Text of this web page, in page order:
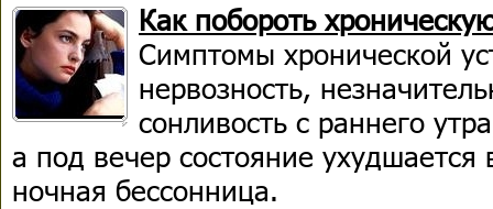
Как побороть
Симптомы хронической
нервозность,
сонливость с раннего
а под вечер состояние ухудшается
ночная бессонница.